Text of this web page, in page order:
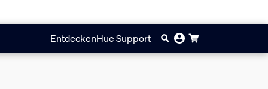
EntdeckenHue Support